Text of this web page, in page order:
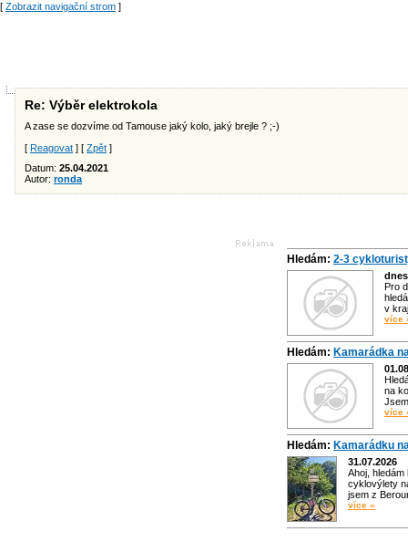
[ Zobrazit navigační strom ]
Re: Výběr elektrokola
A zase se dozvíme od Tamouse jaký kolo, jaký brejle ? ;-)
[ Reagovat ] [ Zpět ]
Datum: 25.04.2021
Autor: ronda
Hledám: 2-3
dnes
Pro
v
více
Hledám: Kamarádka
na
více
Hledám: Kamarádku
31.07.2026
Ahoj,
cyklovýlety
jsem z
více »